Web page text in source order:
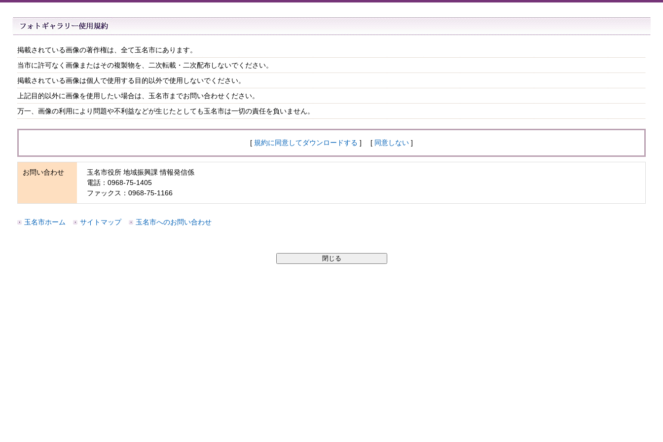
掲載されている画像の著作権は、全て玉名市にあります。
当市に許可なく画像またはその複製物を、二次転載・二次配布しないでください。
掲載されている画像は個人で使用する目的以外で使用しないでください。
上記目的以外に画像を使用したい場合は、玉名市までお問い合わせください。
万一、画像の利用により問題や不利益などが生じたとしても玉名市は一切の責任を負いません。
[ 規約に同意してダウンロードする ] [ 同意しない ]
お問い合わせ
玉名市役所 地域振興課 情報発信係
電話：0968-75-1405
ファックス：0968-75-1166
玉名市ホーム サイトマップ 玉名市へのお問い合わせ